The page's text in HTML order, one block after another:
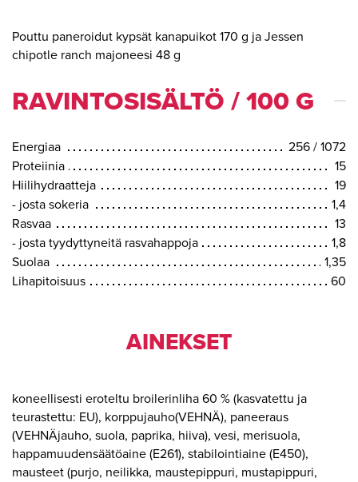
Pouttu paneroidut kypsät kanapuikot 170 g ja Jessen
chipotle ranch majoneesi 48 g
RAVINTOSISÄLTÖ / 100 G
Energiaa
256 / 1072
Proteiinia
15
Hiilihydraatteja
19
- josta sokeria
1,4
Rasvaa
13
- josta tyydyttyneitä rasvahappoja
1,8
Suolaa
1,35
Lihapitoisuus
60
AINEKSET
koneellisesti eroteltu broilerinliha 60 % (kasvatettu ja
teurastettu: EU), korppujauho(VEHNÄ), paneeraus
(VEHNÄjauho, suola, paprika, hiiva), vesi, merisuola,
happamuudensäätöaine (E261), stabilointiaine (E450),
mausteet (purjo, neilikka, maustepippuri, mustapippuri,